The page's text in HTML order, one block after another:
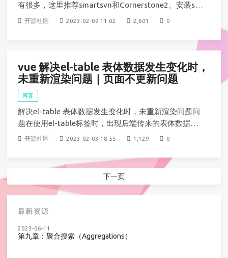
有很多，这里推荐smartsvn和Cornerstone2、安装svn
客户端就不再累述，可以参考以下网址：Mac安装smar
开源社区 2023-02-09 11:02 2,601 0
vue 解决el-table 表体数据发生变化时，
未重新渲染问题｜页面不更新问题
博客
解决el-table 表体数据发生变化时，未重新渲染问题问
题在使用el-table标签时，出现后端传来的表体数据已
经发生了变化，但是页面显示的数据却没变化解决办法
的，在数据更新后更新这个key添加key数据更新后，更
新key。问题解决！
开源社区 2023-02-03 18:55 1,129 0
下一页
最新资源
2023-06-11
第九章：聚合搜索（Aggregations）